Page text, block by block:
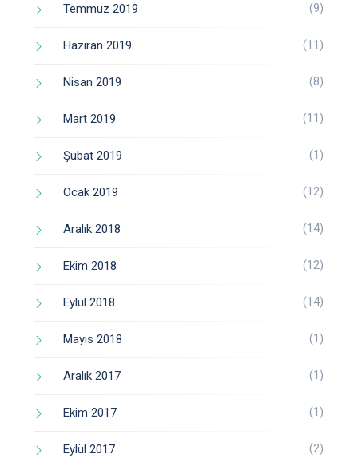
Temmuz 2019 (9)
Haziran 2019 (11)
Nisan 2019 (8)
Mart 2019 (11)
Şubat 2019 (1)
Ocak 2019 (12)
Aralık 2018 (14)
Ekim 2018 (12)
Eylül 2018 (14)
Mayıs 2018 (1)
Aralık 2017 (1)
Ekim 2017 (1)
Eylül 2017 (2)